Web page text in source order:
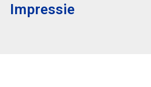
Impressie